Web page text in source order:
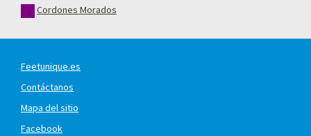
Cordones Morados
Feetunique.es
Contáctanos
Mapa del sitio
Facebook